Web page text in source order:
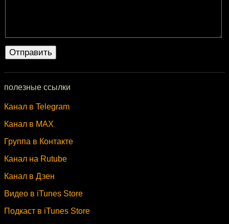
полезные ссылки
Канал в Telegram
Канал в MAX
Группа в Контакте
Канал на Rutube
Канал в Дзен
Видео в iTunes Store
Подкаст в iTunes Store